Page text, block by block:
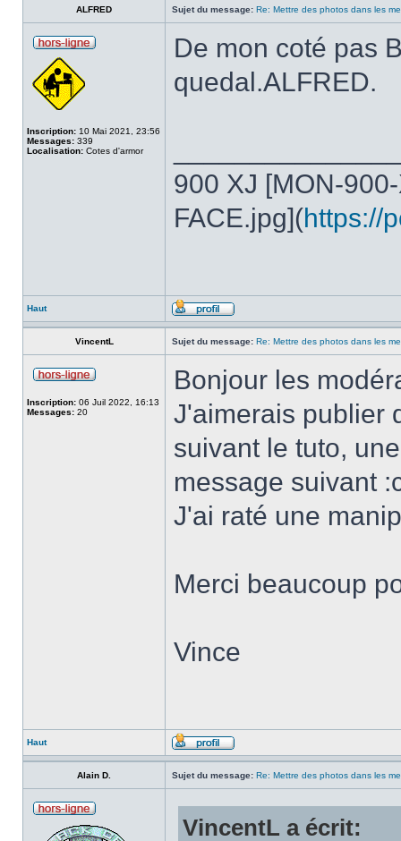
ALFRED Sujet du message: Re: Mettre des photos dans les
Inscription: 10 Mai 2021, 23:56
Messages: 339
Localisation: Cotes d'armor
De mon coté pas
quedal.ALFRED.
900 XJ [MON-
FACE.jpg](https://
Haut
VincentL Sujet du message: Re: Mettre des photos dans les
Inscription: 06 Juil 2022, 16:13
Messages: 20
Bonjour les
J'aimerais publier
suivant le tuto,
message suivant
J'ai raté une
Merci beaucoup
Vince
Haut
Alain D. Sujet du message: Re: Mettre des photos dans les
VincentL a écrit: